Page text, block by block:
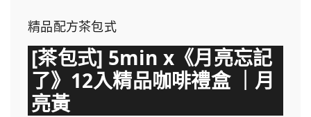
精品配方茶包式
[茶包式] 5min x《月亮忘記
了》12入精品咖啡禮盒 ｜月
亮黃